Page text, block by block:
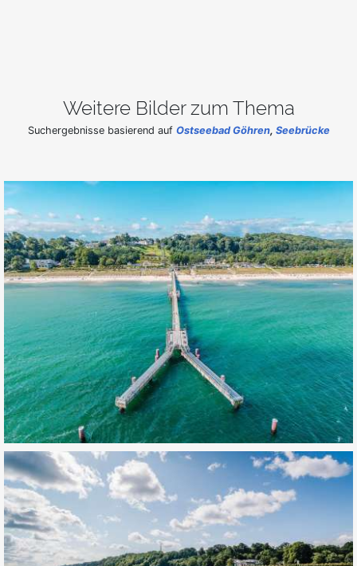
Weitere Bilder zum Thema
Suchergebnisse basierend auf Ostseebad Göhren, Seebrücke